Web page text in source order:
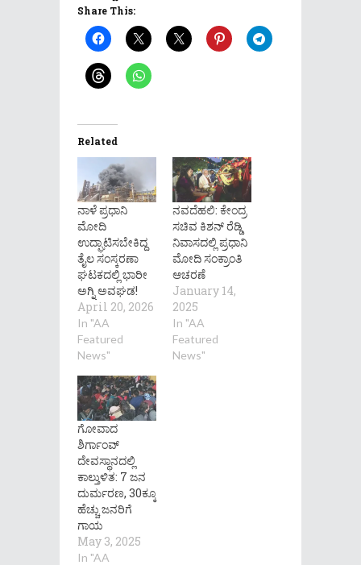
Share This:
Related
ನಾಳೆ ಪ್ರಧಾನಿ
ಮೋದಿ
ಉದ್ಘಾಟಿಸಬೇಕಿದ್ದ
ತೈಲ ಸಂಸ್ಕರಣಾ
ಘಟಕದಲ್ಲಿ ಭಾರೀ
ಅಗ್ನಿ ಅವಘಡ!
April 20, 2026
In "AA
Featured
News"
ನವದೆಹಲಿ: ಕೇಂದ್ರ
ಸಚಿವ ಕಿಶನ್ ರೆಡ್ಡಿ
ನಿವಾಸದಲ್ಲಿ ಪ್ರಧಾನಿ
ಮೋದಿ ಸಂಕ್ರಾಂತಿ
ಆಚರಣೆ
January 14,
2025
In "AA
Featured
News"
ಗೋವಾದ
ಶಿರ್ಗಾಂವ್‌​​​
ದೇವಸ್ಥಾನದಲ್ಲಿ
ಕಾಲ್ತುಳಿತ: 7 ಜನ
ದುರ್ಮರಣ, 30ಕ್ಕೂ
ಹೆಚ್ಚು ಜನರಿಗೆ
ಗಾಯ
May 3, 2025
In "AA